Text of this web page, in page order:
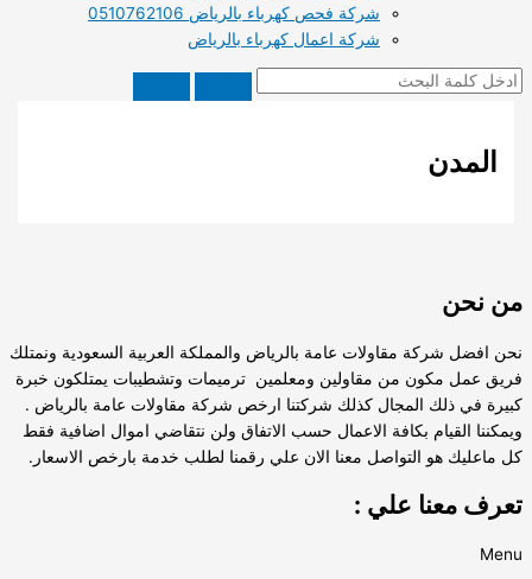
شركة فحص كهرباء بالرياض 0510762106
شركة اعمال كهرباء بالرياض
المدن
من نحن
نحن افضل شركة مقاولات عامة بالرياض والمملكة العربية السعودية ونمتلك
فريق عمل مكون من مقاولين ومعلمين ترميمات وتشطيبات يمتلكون خبرة
كبيرة في ذلك المجال كذلك شركتنا ارخص شركة مقاولات عامة بالرياض .
ويمكننا القيام بكافة الاعمال حسب الاتفاق ولن نتقاضي اموال اضافية فقط
كل ماعليك هو التواصل معنا الان علي رقمنا لطلب خدمة بارخص الاسعار.
تعرف معنا علي :
Menu